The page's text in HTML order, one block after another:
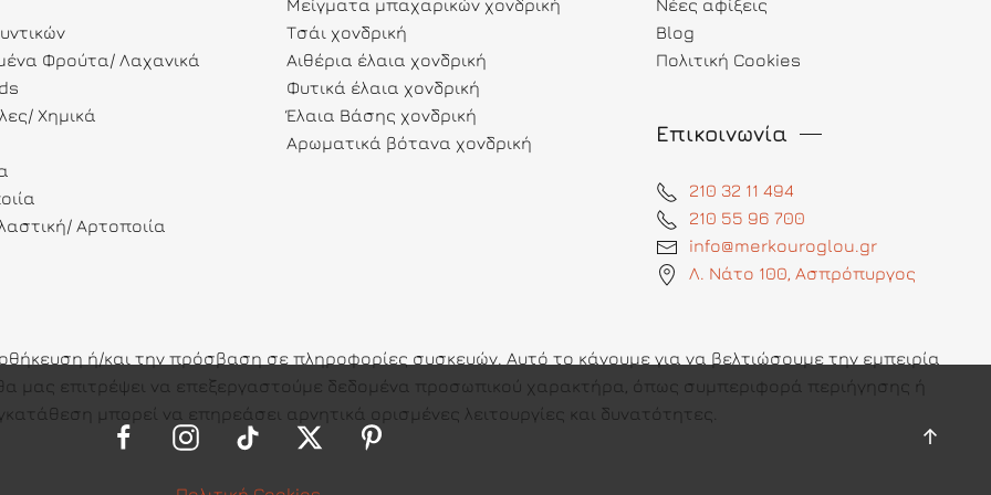
Φρούτα/ Λαχανικά
Χημικά
Αρτοποιία
Μείγματα μπαχαρικών χονδρική
Τσάι χονδρική
Αιθέρια έλαια χονδρική
Φυτικά έλαια χονδρική
Έλαια Βάσης χονδρική
Αρωματικά βότανα χονδρική
Νέες αφίξεις
Blog
Πολιτική Cookies
Επικοινωνία
210 32 11 494
210 55 96 700
info@merkouroglou.gr
Λ. Νάτο 100, Ασπρόπυργος
ή/και την πρόσβαση σε πληροφορίες συσκευών. Αυτό το κάνουμε για να βελτιώσουμε την εμπειρία
θα μας επιτρέψει να επεξεργαστούμε δεδομένα προσωπικού χαρακτήρα, όπως συμπεριφορά περιήγησης ή
μπορεί να επηρεάσει αρνητικά ορισμένες λειτουργίες και δυνατότητες.